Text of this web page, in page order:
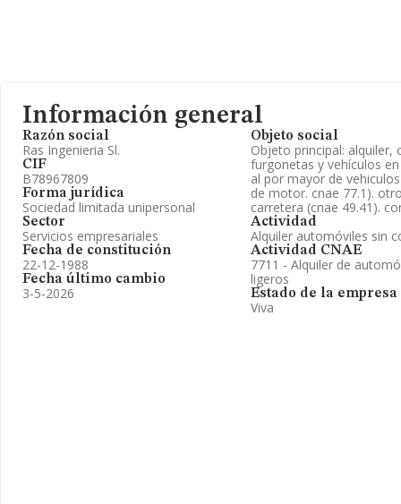
Información general
Razón social
Ras Ingenieria Sl.
CIF
B78967809
Forma jurídica
Sociedad limitada unipersonal
Sector
Servicios empresariales
Fecha de constitución
22-12-1988
Fecha último cambio
3-5-2026
Objeto social
Objeto principal: alquiler,
furgonetas y vehículos
al por mayor de
de motor. cnae 77.1).
carretera (cnae 49.41).
Actividad
Alquiler automóviles sin
Actividad CNAE
7711 - Alquiler de
ligeros
Estado de la empresa
Viva